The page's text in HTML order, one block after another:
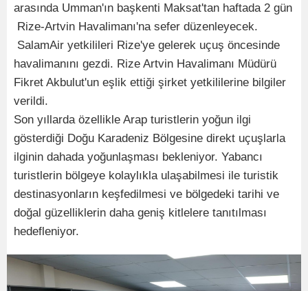
arasında Umman'ın başkenti Maksat'tan haftada 2 gün
Rize-Artvin Havalimanı'na sefer düzenleyecek.
SalamAir yetkilileri Rize'ye gelerek uçuş öncesinde
havalimanını gezdi. Rize Artvin Havalimanı Müdürü
Fikret Akbulut'un eşlik ettiği şirket yetkililerine bilgiler
verildi.
Son yıllarda özellikle Arap turistlerin yoğun ilgi
gösterdiği Doğu Karadeniz Bölgesine direkt uçuşlarla
ilginin dahada yoğunlaşması bekleniyor. Yabancı
turistlerin bölgeye kolaylıkla ulaşabilmesi ile turistik
destinasyonların keşfedilmesi ve bölgedeki tarihi ve
doğal güzelliklerin daha geniş kitlelere tanıtılması
hedefleniyor.